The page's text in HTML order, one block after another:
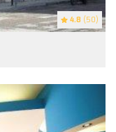
4.8 (50)